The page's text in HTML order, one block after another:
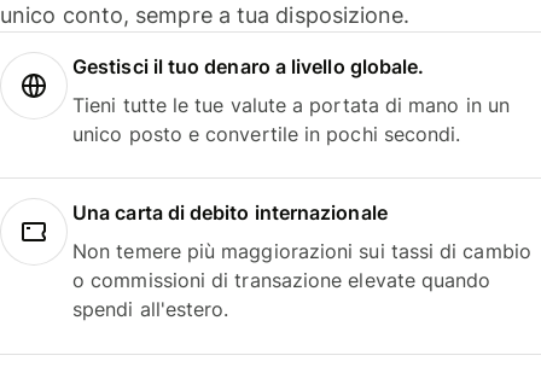
unico conto, sempre a tua disposizione.
Gestisci il tuo denaro a livello globale.
Tieni tutte le tue valute a portata di mano in un
unico posto e convertile in pochi secondi.
Una carta di debito internazionale
Non temere più maggiorazioni sui tassi di cambio
o commissioni di transazione elevate quando
spendi all'estero.